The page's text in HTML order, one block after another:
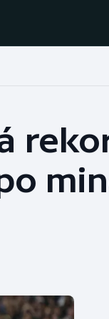
kanoistika